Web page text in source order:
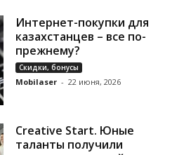
Интернет-покупки для
казахстанцев – все по-
прежнему?
Скидки, бонусы
Mobilaser - 22 июня, 2026
Creative Start. Юные
таланты получили